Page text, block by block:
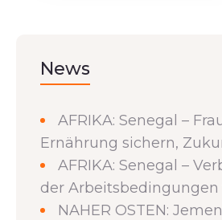
News
AFRIKA: Senegal –
Ernährung sichern,
AFRIKA: Senegal –
der Arbeitsbedingungen
NAHER OSTEN: